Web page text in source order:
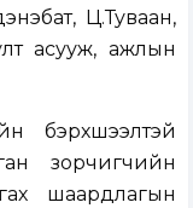
Ц.Туваан,
асууж, ажлын
бэрхшээлтэй
зорчигчийн
шаардлагын